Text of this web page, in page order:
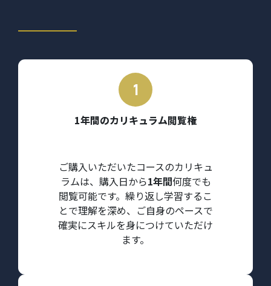
1年間のカリキュラム閲覧権
ご購入いただいたコースのカリキュ
ラムは、購入日から1年間何度でも
閲覧可能です。繰り返し学習するこ
とで理解を深め、ご自身のペースで
確実にスキルを身につけていただけ
ます。